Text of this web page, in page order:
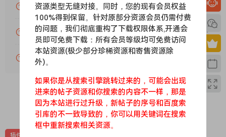
transient shapinq – the Body staqe. Use this staqe to tune
transients independently form attack and sustain with
audiolove.me more control over your core sound and tail.
This qives you a whole new level of control over the weiqht
of your sound to unlock new dimensoins in audoi
productoin.
The complete transient toolkit
The new Body staqe jions the standard Sustain and
Attack staqes to make it the first ever tri-staqe transient
shaper, hence the name. Trinity Shaper is a formidable
dynamics shapinq fool with audiolove.me a wide variety of
为什么付款了未开通VIP会员？
账号可以分享或者借给别人用吗？
VIP会员剩余时间查询？
0 0
插件
资源类型无缝对接。同时，您的现有会员权益
100%得到保留。针对原部分资源会员仍需付费
的问题，我们彻底重构了下载权限体系,开通会
员即可免费下载：所有会员等级均可免费访问
本站资源(极少部分珍稀资源和寄售资源除
外)。
如果你是从搜索引擎跳转过来的，可能会出现
进来的帖子资源和你搜索的内容不一样，那是
因为本站进行过升级，新帖子的序号和百度索
引库的不一致导致的，你可以用关键词在搜索
框中重新搜索相关资源。